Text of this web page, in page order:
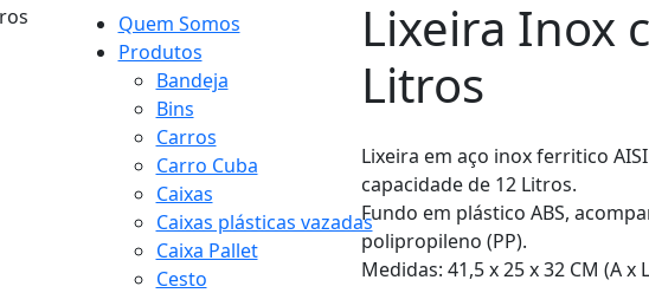
Quem Somos
Produtos
Bandeja
Bins
Carros
Carro Cuba
Caixas
Caixas plásticas vazadas
Caixa Pallet
Cesto
Lixeira Inox
Litros
Lixeira em aço inox ferritico
capacidade de 12 Litros.
Fundo em plástico ABS,
polipropileno (PP).
Medidas: 41,5 x 25 x 32 CM (A x